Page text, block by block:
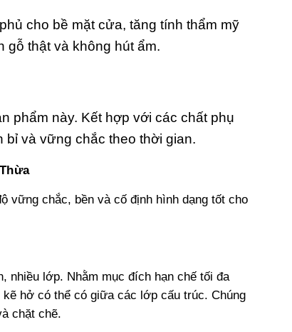
cho bề mặt cửa, tăng tính thẩm mỹ
gỗ thật và không hút ẩm.
phẩm này. Kết hợp với các chất phụ
bỉ và vững chắc theo thời gian.
vững chắc, bền và cố định hình dạng tốt cho
nhiều lớp. Nhằm mục đích hạn chế tối đa
hở có thể có giữa các lớp cấu trúc. Chúng
chặt chẽ.